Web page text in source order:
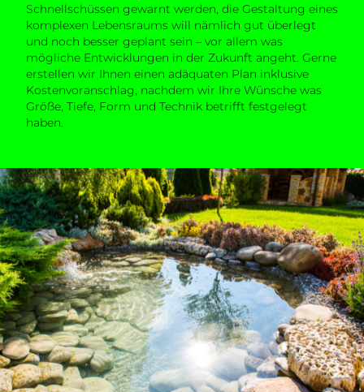
Schnellschüssen gewarnt werden, die Gestaltung eines
komplexen Lebensraums will nämlich gut überlegt
und noch besser geplant sein – vor allem was
mögliche Entwicklungen in der Zukunft angeht. Gerne
erstellen wir Ihnen einen adäquaten Plan inklusive
Kostenvoranschlag, nachdem wir Ihre Wünsche was
Größe, Tiefe, Form und Technik betrifft festgelegt
haben.